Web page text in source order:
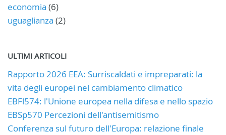
economia (6)
uguaglianza (2)
ULTIMI ARTICOLI
Rapporto 2026 EEA: Surriscaldati e impreparati: la
vita degli europei nel cambiamento climatico
EBFl574: l'Unione europea nella difesa e nello spazio
EBSp570 Percezioni dell'antisemitismo
Conferenza sul futuro dell'Europa: relazione finale